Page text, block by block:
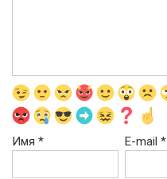
Имя * E-mail*